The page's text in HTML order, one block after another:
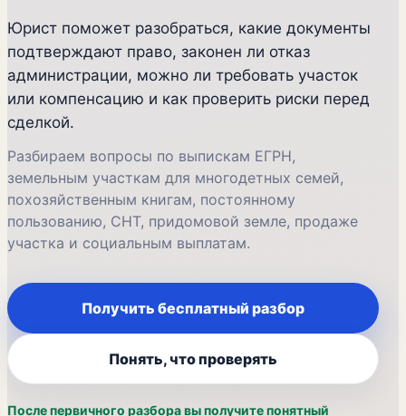
Юрист поможет разобраться, какие документы
подтверждают право, законен ли отказ
администрации, можно ли требовать участок
или компенсацию и как проверить риски перед
сделкой.
Разбираем вопросы по выпискам ЕГРН,
земельным участкам для многодетных семей,
похозяйственным книгам, постоянному
пользованию, СНТ, придомовой земле, продаже
участка и социальным выплатам.
Получить бесплатный разбор
Понять, что проверять
После первичного разбора вы получите понятный